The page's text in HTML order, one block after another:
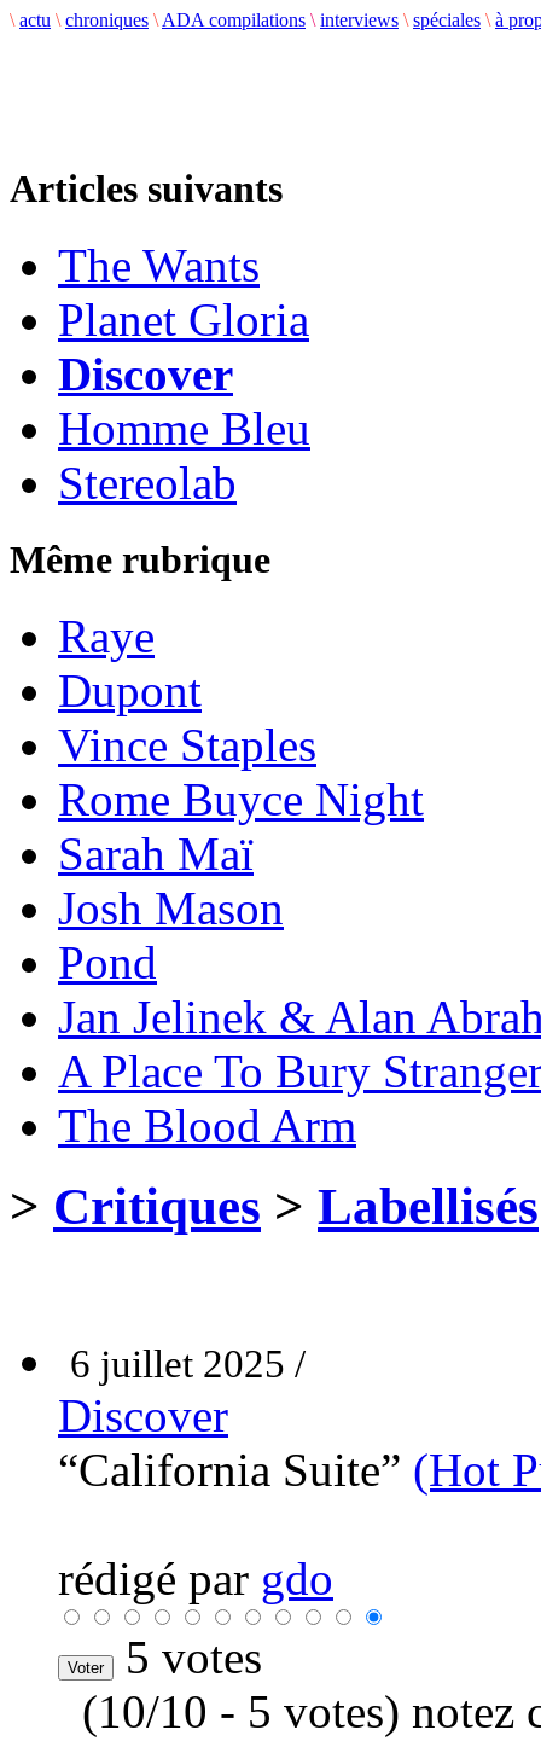
\ actu \ chroniques \ ADA compilations \ interviews \ spéciales \ à
Articles suivants
The Wants
Planet Gloria
Discover
Homme Bleu
Stereolab
Même rubrique
Raye
Dupont
Vince Staples
Rome Buyce Night
Sarah Maï
Josh Mason
Pond
Jan Jelinek & Alan
A Place To Bury
The Blood Arm
> Critiques > Labellisés
6 juillet 2025 /
Discover
“California Suite” (Hot
rédigé par gdo
5 votes
(10/10 - 5 votes) notez